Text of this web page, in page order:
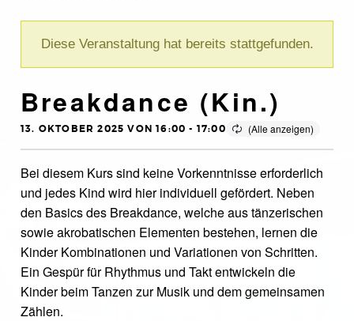
Diese Veranstaltung hat bereits stattgefunden.
Breakdance (Kin.)
13. OKTOBER 2025 VON 16:00 - 17:00
Bei diesem Kurs sind keine Vorkenntnisse erforderlich
und jedes Kind wird hier individuell gefördert. Neben
den Basics des Breakdance, welche aus tänzerischen
sowie akrobatischen Elementen bestehen, lernen die
Kinder Kombinationen und Variationen von Schritten.
Ein Gespür für Rhythmus und Takt entwickeln die
Kinder beim Tanzen zur Musik und dem gemeinsamen
Zählen.